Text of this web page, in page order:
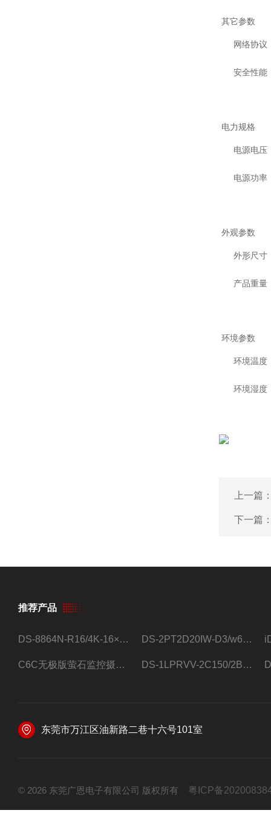
其它参数
网络协议
安全性能
电力规格
电源电压
电源功率
外观参数
外形尺寸
产品重量
环境参数
环境温度
环境湿度
上一篇
下一篇
推荐产品
DS-8864N-R16/4K-16×4T/希捷16盘位录像机 DS-2PT2D20IW-D3/w64路高清硬盘录像机
C6C无极版萤石监控摄像头 DS-1LPRVV-2C150/2B监控室外夜视高清电源线护套线200米/卷
东莞市万江区油新路二巷十六号101室
© 2026 东莞广恩电子有限公司 版权所有 粤ICP备